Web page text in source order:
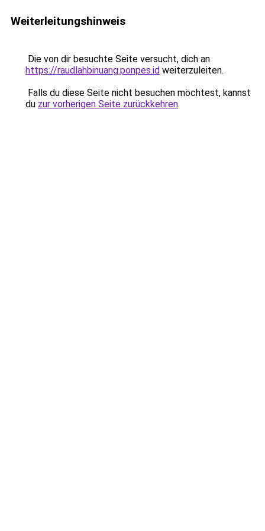
Weiterleitungshinweis
Die von dir besuchte Seite versucht, dich an
https://raudlahbinuang.ponpes.id weiterzuleiten.
Falls du diese Seite nicht besuchen möchtest, kannst
du zur vorherigen Seite zurückkehren.